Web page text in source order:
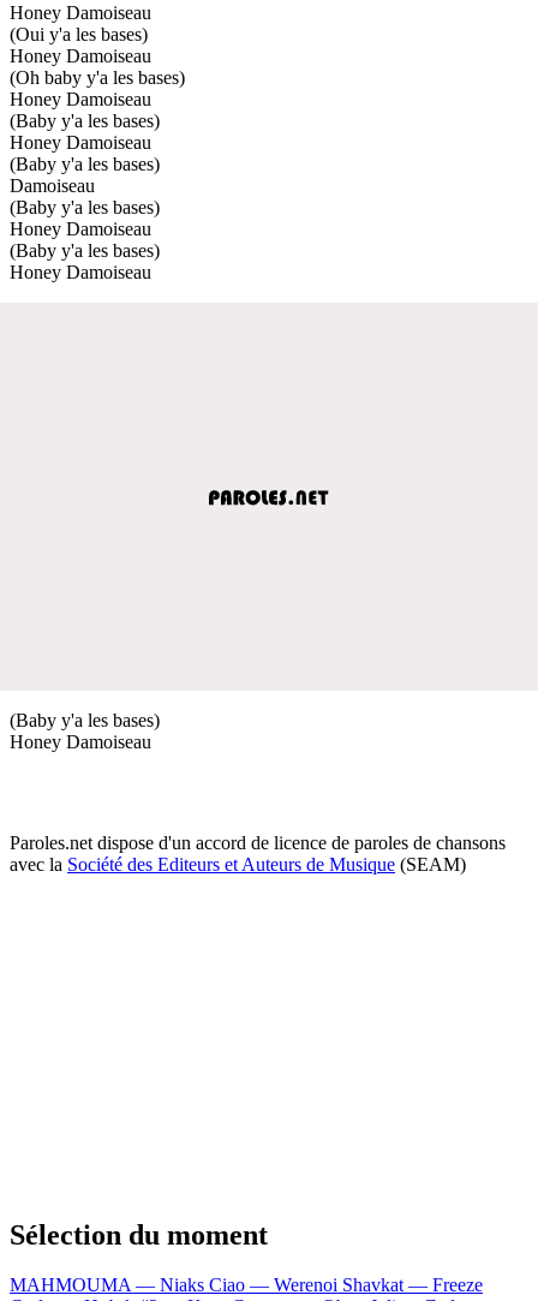
Honey Damoiseau
(Oui y'a les bases)
Honey Damoiseau
(Oh baby y'a les bases)
Honey Damoiseau
(Baby y'a les bases)
Honey Damoiseau
(Baby y'a les bases)
Damoiseau
(Baby y'a les bases)
Honey Damoiseau
(Baby y'a les bases)
Honey Damoiseau
(Baby y'a les bases)
Honey Damoiseau
Paroles.net dispose d'un accord de licence de paroles de chansons
avec la Société des Editeurs et Auteurs de Musique (SEAM)
Sélection du moment
MAHMOUMA — Niaks Ciao — Werenoi Shavkat — Freeze